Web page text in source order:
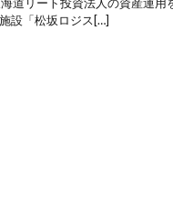
道リート投資法人の資産運
設「松坂ロジス[…]